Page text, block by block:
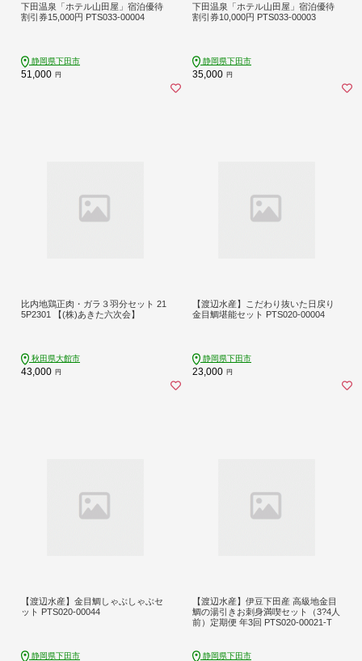
下田温泉「ホテル山田屋」宿泊優待
割引券15,000円 PTS033-00004
静岡県下田市
51,000 円
下田温泉「ホテル山田屋」宿泊優待
割引券10,000円 PTS033-00003
静岡県下田市
35,000 円
比内地鶏正肉・ガラ３羽分セット 21
5P2301 【(株)あきた六次会】
秋田県大館市
43,000 円
【渡辺水産】こだわり抜いた日戻り
金目鯛堪能セット PTS020-00004
静岡県下田市
23,000 円
【渡辺水産】金目鯛しゃぶしゃぶセ
ット PTS020-00044
静岡県下田市
【渡辺水産】伊豆下田産 高級地金目
鯛の湯引きお刺身満喫セット（3?4人
前）定期便 年3回 PTS020-00021-T
静岡県下田市